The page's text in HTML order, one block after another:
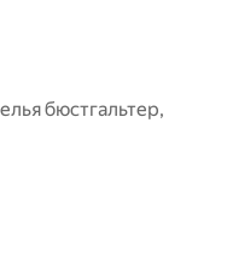
бюстгальтер,